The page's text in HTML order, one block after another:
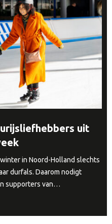
uit
in Noord-Holland slechts
durfals. Daarom nodigt
supporters van…